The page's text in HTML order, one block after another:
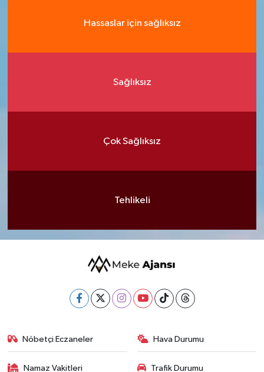
Hassaslar için sağlıksız
Sağlıksız
Çok Sağlıksız
Tehlikeli
Nöbetçi Eczaneler Hava Durumu
Namaz Vakitleri Trafik Durumu